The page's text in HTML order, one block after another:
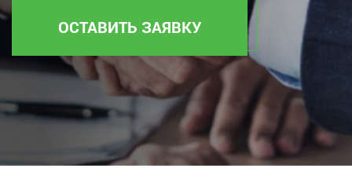
ОСТАВИТЬ ЗАЯВКУ